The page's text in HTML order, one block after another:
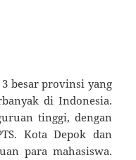
besar provinsi yang
di Indonesia.
tinggi, dengan
Kota Depok dan
para mahasiswa.